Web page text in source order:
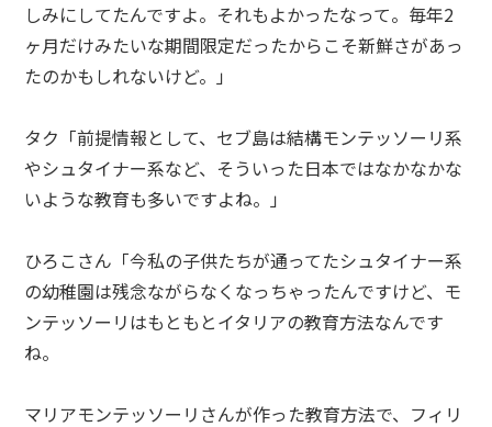
しみにしてたんですよ。それもよかったなって。毎年2
ヶ月だけみたいな期間限定だったからこそ新鮮さがあっ
たのかもしれないけど。」
タク「前提情報として、セブ島は結構モンテッソーリ系
やシュタイナー系など、そういった日本ではなかなかな
いような教育も多いですよね。」
ひろこさん「今私の子供たちが通ってたシュタイナー系
の幼稚園は残念ながらなくなっちゃったんですけど、モ
ンテッソーリはもともとイタリアの教育方法なんです
ね。
マリアモンテッソーリさんが作った教育方法で、フィリ